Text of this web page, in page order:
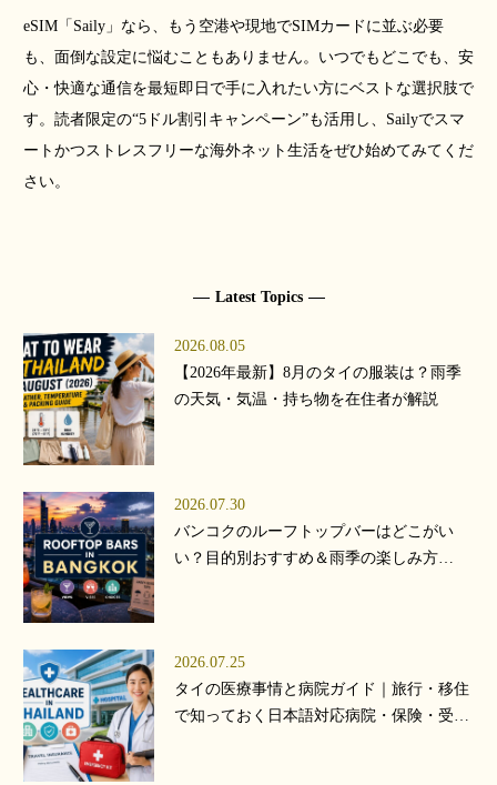
eSIM「Saily」なら、もう空港や現地でSIMカードに並ぶ必要
も、面倒な設定に悩むこともありません。いつでもどこでも、安
心・快適な通信を最短即日で手に入れたい方にベストな選択肢で
す。読者限定の“5ドル割引キャンペーン”も活用し、Sailyでスマ
ートかつストレスフリーな海外ネット生活をぜひ始めてみてくだ
さい。
Latest Topics
2026.08.05
【2026年最新】8月のタイの服装は？雨季
の天気・気温・持ち物を在住者が解説
2026.07.30
バンコクのルーフトップバーはどこがい
い？目的別おすすめ＆雨季の楽しみ方
2026.07.25
タイの医療事情と病院ガイド｜旅行・移住
で知っておく日本語対応病院・保険・受診